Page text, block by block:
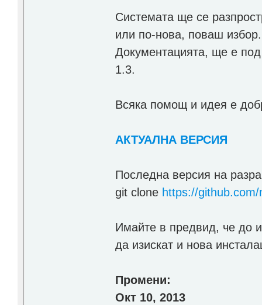
Системата ще се
или по-нова, поваш избор.
Документацията, ще е
1.3.
Всяка помощ и идея е
АКТУАЛНА ВЕРСИЯ
Последна версия на
git clone https://
Имайте в предвид, че до
да изискат и нова
Промени:
Окт 10, 2013